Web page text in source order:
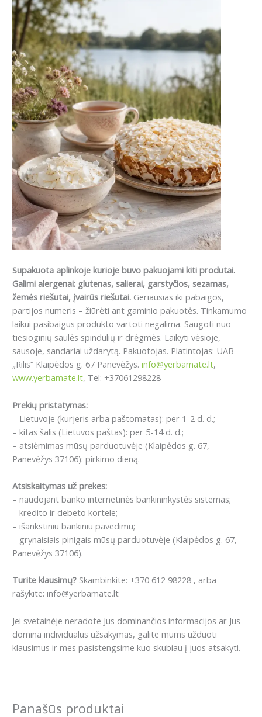
Supakuota aplinkoje kurioje buvo pakuojami kiti produtai.
Galimi alergenai: glutenas, salierai, garstyčios, sezamas,
žemės riešutai, įvairūs riešutai. Geriausias iki pabaigos,
partijos numeris – žiūrėti ant gaminio pakuotės. Tinkamumo
laikui pasibaigus produkto vartoti negalima. Saugoti nuo
tiesioginių saulės spindulių ir drėgmės. Laikyti vėsioje,
sausoje, sandariai uždarytą. Pakuotojas. Platintojas: UAB
„Rilis“ Klaipėdos g. 67 Panevėžys. info@yerbamate.lt,
www.yerbamate.lt, Tel: +37061298228
Prekių pristatymas:
– Lietuvoje (kurjeris arba paštomatas): per 1-2 d. d.;
– kitas šalis (Lietuvos paštas): per 5-14 d. d.;
– atsiėmimas mūsų parduotuvėje (Klaipėdos g. 67,
Panevėžys 37106): pirkimo dieną.
Atsiskaitymas už prekes:
– naudojant banko internetinės bankininkystės sistemas;
– kredito ir debeto kortele;
– išankstiniu bankiniu pavedimu;
– grynaisiais pinigais mūsų parduotuvėje (Klaipėdos g. 67,
Panevėžys 37106).
Turite klausimų? Skambinkite: +370 612 98228 , arba
rašykite: info@yerbamate.lt
Jei svetainėje neradote Jus dominančios informacijos ar Jus
domina individualus užsakymas, galite mums užduoti
klausimus ir mes pasistengsime kuo skubiau į juos atsakyti.
Panašūs produktai